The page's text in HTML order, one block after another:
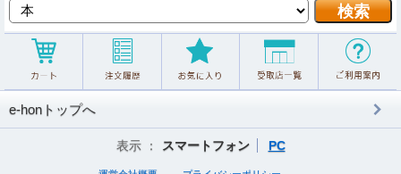
e-honトップへ
表示 ： スマートフォン PC